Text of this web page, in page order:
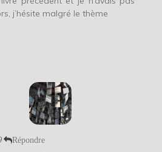
j’hésite malgré le thème
Répondre